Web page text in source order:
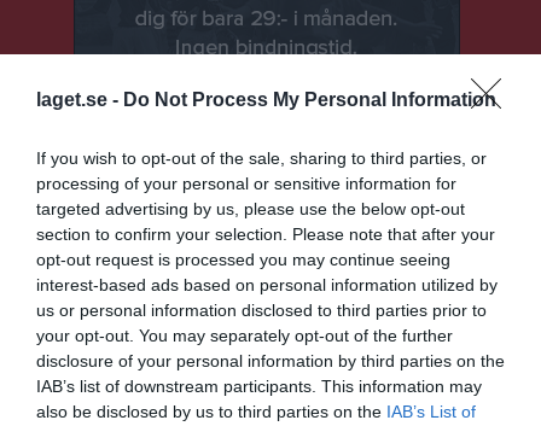
laget.se - Do Not Process My Personal Information
If you wish to opt-out of the sale, sharing to third parties, or
processing of your personal or sensitive information for
targeted advertising by us, please use the below opt-out
section to confirm your selection. Please note that after your
opt-out request is processed you may continue seeing
interest-based ads based on personal information utilized by
us or personal information disclosed to third parties prior to
your opt-out. You may separately opt-out of the further
disclosure of your personal information by third parties on the
IAB’s list of downstream participants. This information may
also be disclosed by us to third parties on the IAB’s List of
Senast uppladdade video